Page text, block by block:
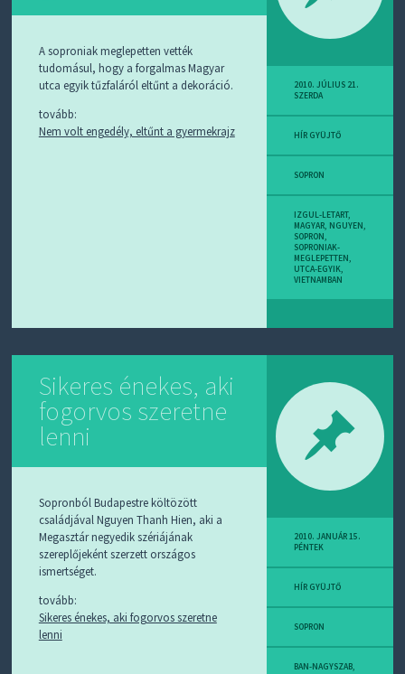
A soproniak meglepetten vették
tudomásul, hogy a forgalmas Magyar
utca egyik tűzfaláról eltűnt a dekoráció.
tovább:
Nem volt engedély, eltűnt a gyermekrajz
2010. JÚLIUS 21.
SZERDA
HÍR GYÜJTŐ
SOPRON
IZGUL-LETART,
MAGYAR, NGUYEN,
SOPRON,
SOPRONIAK-
MEGLEPETTEN,
UTCA-EGYIK,
VIETNAMBAN
Sikeres énekes, aki
fogorvos szeretne
lenni
Sopronból Budapestre költözött
családjával Nguyen Thanh Hien, aki a
Megasztár negyedik szériájának
szereplőjeként szerzett országos
ismertséget.
tovább:
Sikeres énekes, aki fogorvos szeretne
lenni
2010. JANUÁR 15.
PÉNTEK
HÍR GYÜJTŐ
SOPRON
BAN-NAGYSZAB,